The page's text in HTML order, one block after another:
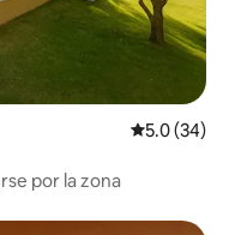
Calificación
5.0 (34)
por la zona